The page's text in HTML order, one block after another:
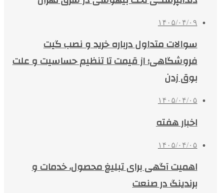
۱۴۰۵/۰۴/۰۹
سوالات متداول درباره خرید و نصب گیت
فروشگاهی؛ از قیمت تا تنظیم حساسیت و علت
بوق زدن
۱۴۰۵/۰۴/۰۵
اخبار هفته
۱۴۰۵/۰۴/۰۵
اهمیت آگهی برای تبلیغ محصول، خدمات و
برندینگ در صنعت